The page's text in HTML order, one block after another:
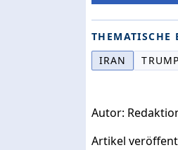
THEMATISCHE
IRAN
TRUMP
Autor:
Artikel